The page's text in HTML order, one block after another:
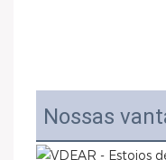
Nossas